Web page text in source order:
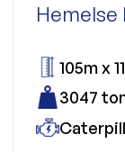
105m x
3047